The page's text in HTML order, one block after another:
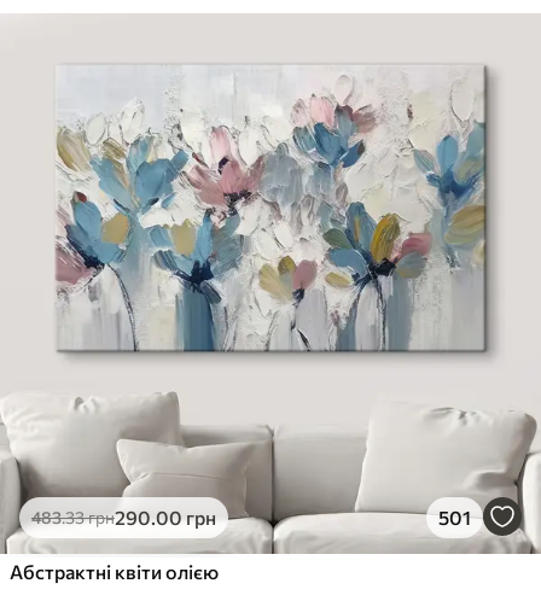
483.33грн290.00грн 501
Абстрактні квіти олією